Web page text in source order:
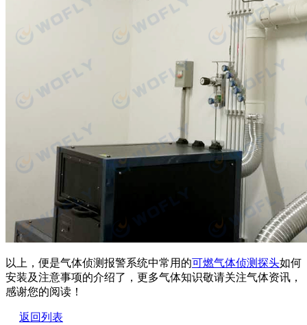
以上，便是气体侦测报警系统中常用的可燃气体侦测探头如何
安装及注意事项的介绍了，更多气体知识敬请关注气体资讯，
感谢您的阅读！
返回列表